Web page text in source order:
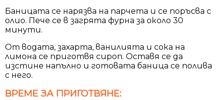
Баницата се нарязва на парчета и се поръсва с
олио. Пече се в загрята фурна за около 30
минути.
От водата, захарта, ванилията и сока на
лимона се приготвя сироп. Оставя се да
изстине напълно и готовата баница се полива
с него.
ВРЕМЕ ЗА ПРИГОТВЯНЕ: